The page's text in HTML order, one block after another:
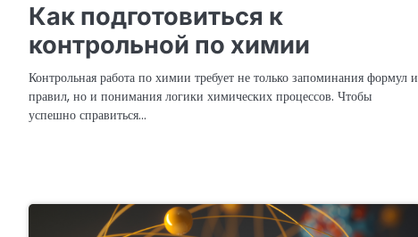
Как подготовиться к
контрольной по химии
Контрольная работа по химии требует не только запоминания формул и
правил, но и понимания логики химических процессов. Чтобы
успешно справиться…